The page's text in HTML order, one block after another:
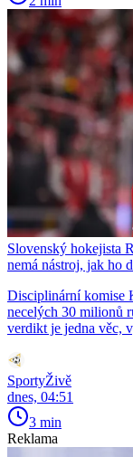
Slovenský hokejista
nemá nástroj, jak ho
Disciplinární komise
necelých 30 milionů
verdikt je jedna věc,
SportyŽivě
dnes, 04:51
3 min
Reklama